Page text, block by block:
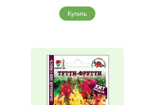
Купить